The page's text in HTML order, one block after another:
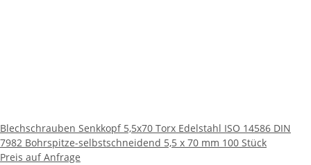
Blechschrauben Senkkopf 5,5x70 Torx Edelstahl ISO 14586 DIN
7982 Bohrspitze-selbstschneidend 5,5 x 70 mm 100 Stück
Preis auf Anfrage